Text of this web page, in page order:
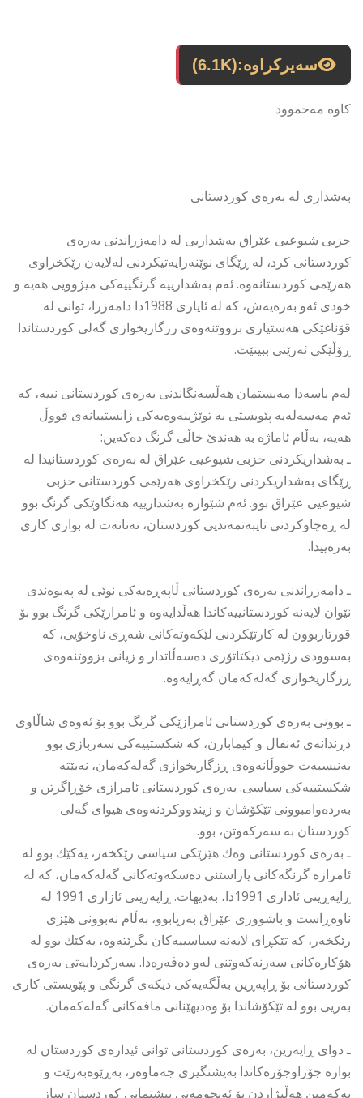
سەیرکراوە:(6.1K)
كاوە مەحموود
بەشداری لە بەرەی كوردستانی
حزبی شیوعیی عێراق بەشداریی لە دامەزراندنی بەرەی
كوردستانی كرد، لە ڕێگای نوێنەرایەتیكردنی لەلایەن رێكخراوی
هەرێمی كوردستانەوە. ئەم بەشدارییە گرنگییەكی میژوویی هەیە و
خودی ئەو بەرەیەش، كە لە ئایاری 1988دا دامەزرا، توانی لە
قۆناغێكی هەستیاری بزووتنەوەی رزگاریخوازی گەلی كوردستاندا
ڕۆڵێكی ئەرێنی ببینێت.
لەم باسەدا مەبستمان هەڵسەنگاندنی بەرەی كوردستانی نییە، كە
ئەم مەسەلەیە پێویستی بە توێژینەوەیەكی زانستییانەی قووڵ
هەیە، بەڵام ئاماژە بە هەندێ خاڵی گرنگ دەكەین:
ـ بەشداریكردنی حزبی شیوعیی عێراق لە بەرەی كوردستانیدا لە
ڕێگای بەشداریكردنی رێكخراوی هەرێمی كوردستانی حزبی
شیوعیی عێراق بوو. ئەم شێوازە بەشدارییە هەنگاوێكی گرنگ بوو
لە ڕەچاوكردنی تایبەتمەندیی كوردستان، تەنانەت لە بواری كاری
بەرەییدا.
ـ دامەزراندنی بەرەی كوردستانی ڵاپەڕەیەكی نوێی لە پەیوەندی
نێوان لایەنە كوردستانییەكاندا هەڵدایەوە و ئامرازێكی گرنگ بوو بۆ
قورتاربوون لە كارتێكردنی لێكەوتەكانی شەڕی ناوخۆیی، كە
بەسوودی رژێمی دیكتاتۆری دەسەڵاتدار و زیانی بزووتنەوەی
ڕزگاریخوازی گەلەكەمان گەڕایەوە.
ـ بوونی بەرەی كوردستانی ئامرازێكی گرنگ بوو بۆ ئەوەی شاڵاوی
دڕندانەی ئەنفال و كیمابارن، كە شكستییەكی سەربازی بوو
بەنیسبەت جووڵانەوەی ڕزگاریخوازی گەلەكەمان، نەبێتە
شكستییەكی سیاسی. بەرەی كوردستانی ئامرازی خۆڕاگرتن و
بەردەوامبوونی تێكۆشان و زیندووكردنەوەی هیوای گەلی
كوردستان بە سەركەوتن، بوو.
ـ بەرەی كوردستانی وەك هێزێكی سیاسی رێكخەر، یەكێك بوو لە
ئامرازە گرنگەكانی پاراستنی دەسكەوتەكانی گەلەكەمان، كە لە
ڕاپەڕینی ئاداری 1991دا، بەدیهات. ڕاپەرینی ئازاری 1991 لە
ناوەڕاست و باشووری عێراق بەرپابوو، بەڵام نەبوونی هێزی
رێكخەر، كە تێكڕای لایەنە سیاسییەكان بگرێتەوە، یەكێك بوو لە
هۆكارەكانی سەرنەكەوتنی لەو دەڤەرەدا. سەركردایەتی بەرەی
كوردستانی بۆ ڕاپەڕین بەڵگەیەكی دیكەی گرنگی و پێویستی كاری
بەریی بوو لە تێكۆشاندا بۆ وەدیهێنانی مافەكانی گەلەكەمان.
ـ دوای ڕاپەرین، بەرەی كوردستانی توانی ئیدارەی كوردستان لە
بوارە جۆراوجۆرەكاندا بەپشتگیری جەماوەر، بەڕێوەبەرێت و
یەكەمین هەڵبژاردن بۆ ئەنجومەنی نیشتمانی كوردستان ساز